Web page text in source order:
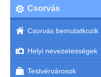
Csorvás
Csorvás bemutatkozik
Helyi nevezetességek
Testvérvárosok